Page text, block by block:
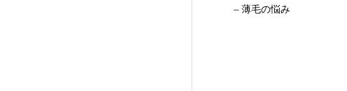
– 薄毛の悩み